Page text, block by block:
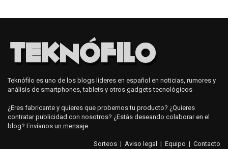
Teknófilo es uno de los blogs líderes en español en noticias, rumores y
análisis de smartphones, tablets y otros gadgets tecnológicos
¿Eres fabricante y quieres que probemos tu producto? ¿Quieres
contratar publicidad con nosotros? ¿Estás deseando colaborar en el
blog? Envíanos un mensaje
Sorteos | Aviso legal | Equipo | Contacto